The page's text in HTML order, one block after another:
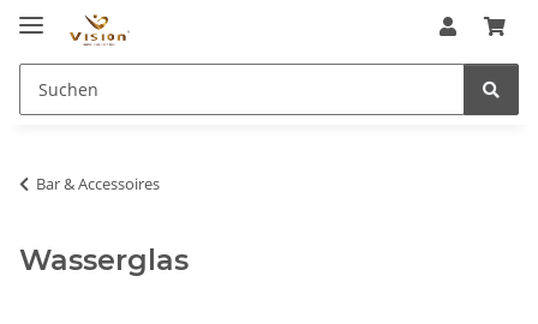
Bar & Accessoires
Wasserglas